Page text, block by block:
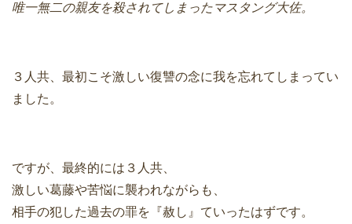
唯一無二の親友を殺されてしまったマスタング大佐。
３人共、最初こそ激しい復讐の念に我を忘れてしまってい
ました。
ですが、最終的には３人共、
激しい葛藤や苦悩に襲われながらも、
相手の犯した過去の罪を『赦し』ていったはずです。